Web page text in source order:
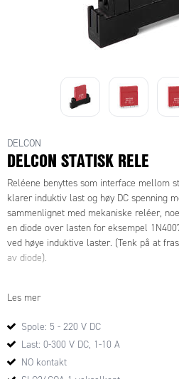
DELCON
DELCON STATISK RELE
Reléene benyttes som interface mellom
klarer induktiv last og høy DC spenning
sammenlignet med mekaniske reléer,
en diode over lasten for eksempel
ved høye induktive laster. (Tenk på at
av diode).
modellene. Disse takler arbeidsspenning
mot energirike lasttransienter. Da slipper
transientbeskyttelse over lasten.
Les mer
Spole: 5 - 220 V DC
Last: 0-300 V DC, 1-10 A
NO kontakt